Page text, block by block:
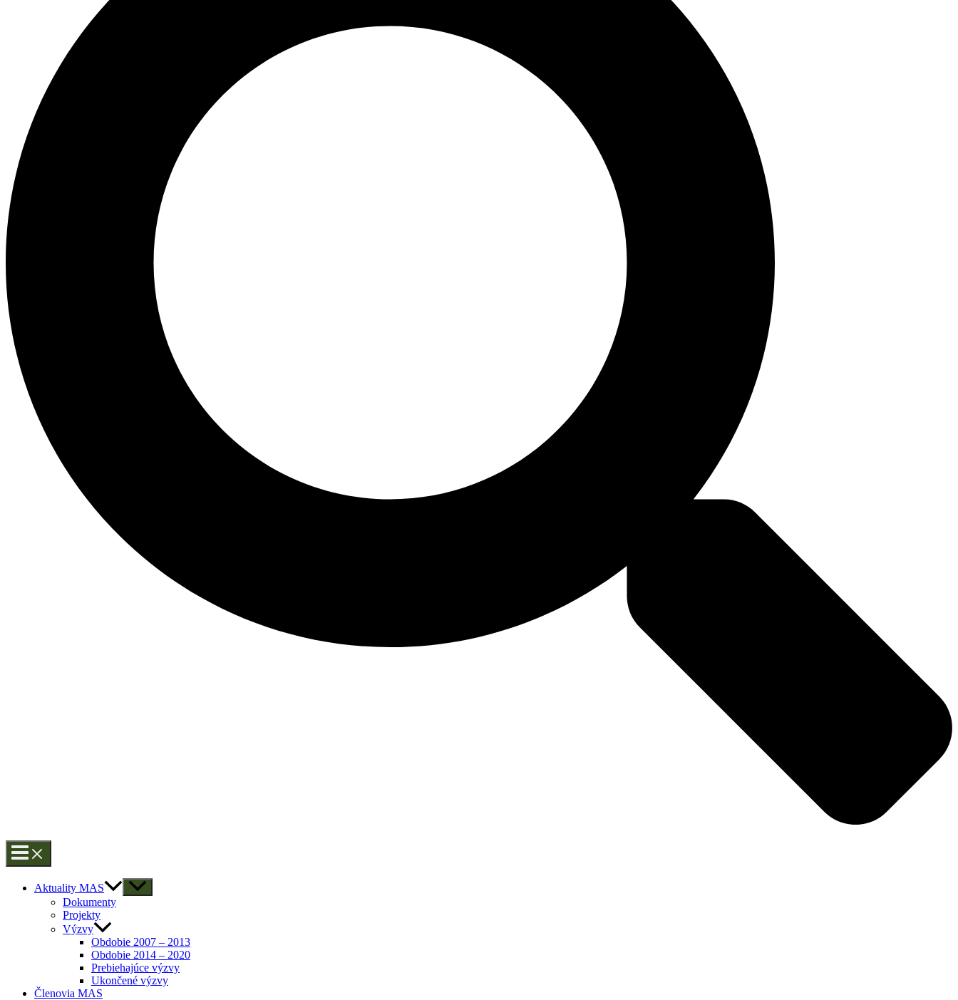
Aktuality MAS
Dokumenty
Projekty
Výzvy
Obdobie 2007 – 2013
Obdobie 2014 – 2020
Prebiehajúce výzvy
Ukončené výzvy
Členovia MAS